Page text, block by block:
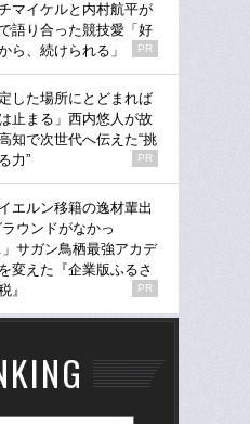
マイケルと内村航平が
語り合った競技愛「好
ら、続けられる」
PR
定した場所にとどまれば
止まる」西内悠人が故
知で次世代へ伝えた“挑
力”
PR
イエルン移籍の逸材輩出
ラウンドがなかっ
サガン鳥栖最強アカデ
変えた『企業版ふるさ
』
PR